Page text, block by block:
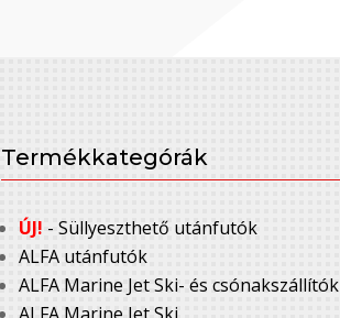
Termékkategórák
ÚJ! - Süllyeszthető utánfutók
ALFA utánfutók
ALFA Marine Jet Ski- és csónakszállítók
ALFA Marine Jet Ski